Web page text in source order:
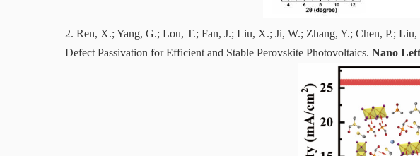
2. Ren, X.; Yang, G.; Lou, T.; Fan, J. ; Liu, X.; Ji, W.; Zhang, Y.; Chen, P.; Liu,
Defect Passivation for Efficient and Stable Perovskite Photovoltaics. Nano